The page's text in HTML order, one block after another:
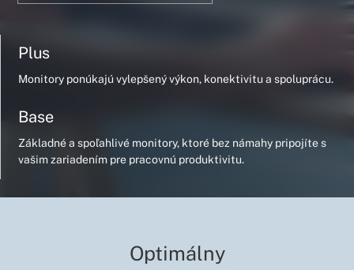
Plus
Monitory ponúkajú vylepšený výkon, konektivitu a spoluprácu.
Base
Základné a spoľahlivé monitory, ktoré bez námahy pripojíte s
vašim zariadením pre pracovnú produktivitu.
Optimálny